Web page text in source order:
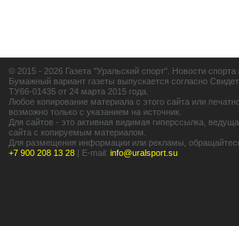
© 2015 - 2026 Газета "Уральский спорт". Новости спорта
Бумажный вариант газеты выпускается согласно
ТУ66-01435 от 24 марта 2015 года.
Любое копирование материала с этого сайта или
возможно только с указанием на источник.
Для сайтов - это активная видимая гиперссылка,
сайта с копируемым материалом.
Для размещения информации или рекламы,
+7 900 208 13 28 | E-mail:info@uralsport.su